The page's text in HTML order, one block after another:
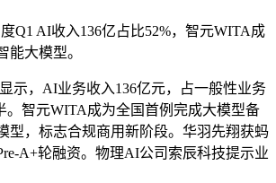
Q1 AI收入136亿占比52%，智元WITA成
能大模型。
示，AI业务收入136亿元，占一般性业务
。智元WITA成为全国首例完成大模型备
型，标志合规商用新阶段。华羽先翔获蚂
A+轮融资。物理AI公司索辰科技提示业